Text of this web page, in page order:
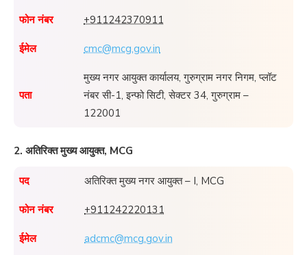
फोन नंबर +911242370911
ईमेल cmc@mcg.gov.in
पता
मुख्य नगर आयुक्त कार्यालय, गुरुग्राम नगर निगम, प्लॉट
नंबर सी-1, इन्फो सिटी, सेक्टर 34, गुरुग्राम –
122001
2. अतिरिक्त मुख्य आयुक्त, MCG
पद अतिरिक्त मुख्य नगर आयुक्त – I, MCG
फोन नंबर +911242220131
ईमेल adcmc@mcg.gov.in